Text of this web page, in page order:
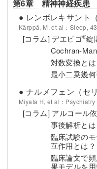
第6章 精神神経疾患
● レンボレキサント
Kärppä, M, et al：Sleep,
[コラム] デエビゴ®錠
Cochran-
対数変換とは
最小二乗幾
● ナルメフェン（セ
Miyata H, et al：
[コラム] アルコール
事後解析とは
臨床試験の
互作用とは？
臨床論文で
果モデルを